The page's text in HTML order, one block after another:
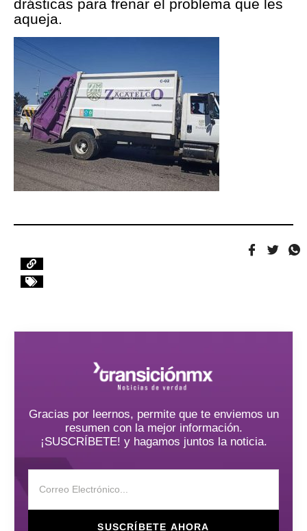
drásticas para frenar el problema que les
aqueja.
Gracias por leernos, permite que te enviemos un
resumen con la mejor información.
¡SUSCRÍBETE! y hagamos juntos la noticia.
SUSCRÍBETE AHORA